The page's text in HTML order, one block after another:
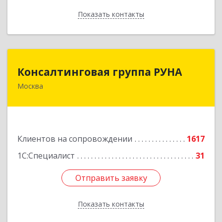
Показать контакты
Назад
Консалтинговая группа РУНА
Москва
Клиентов на сопровождении
1617
1С:Специалист
31
Отправить заявку
Показать контакты
117218, Москва г, Кржижановского ул, дом №
Отправить заявку
Назад